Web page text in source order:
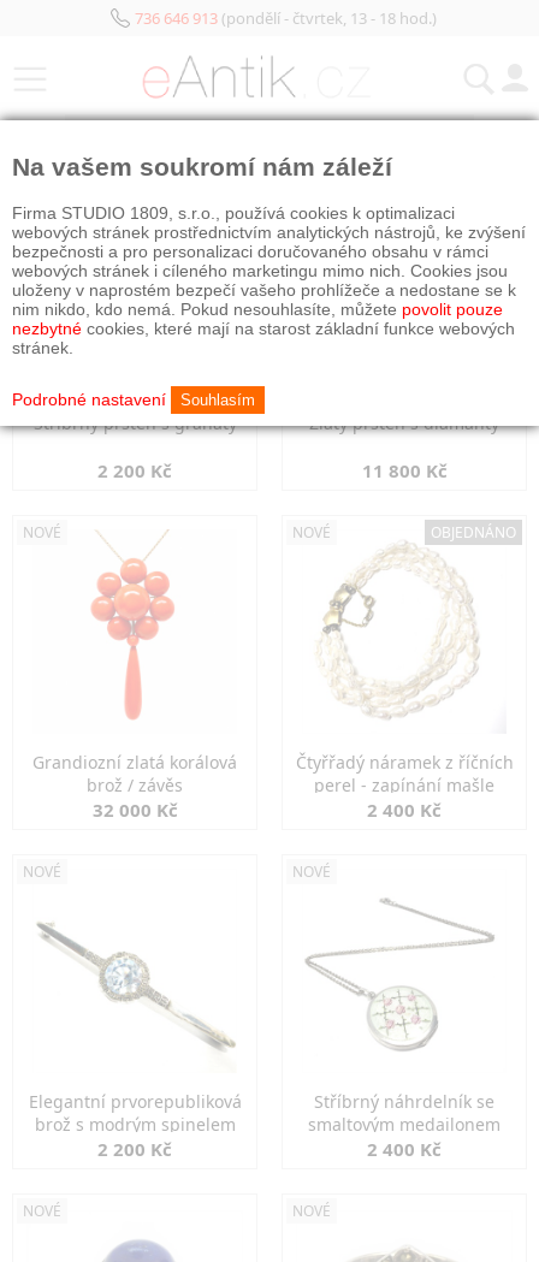
736 646 913(pondělí - čtvrtek, 13 - 18 hod.)
Stříbrný prsten s granáty
2 200 Kč
Zlatý prsten s diamanty
11 800 Kč
NOVÉ
Grandiozní zlatá korálová
brož / závěs
32 000 Kč
NOVÉ OBJEDNÁNO
Čtyřřadý náramek z říčních
perel - zapínání mašle
2 400 Kč
NOVÉ
Elegantní prvorepubliková
brož s modrým spinelem
2 200 Kč
NOVÉ
Stříbrný náhrdelník se
smaltovým medailonem
2 400 Kč
NOVÉ NOVÉ
Na vašem soukromí nám záleží
Firma STUDIO 1809, s.r.o., používá cookies k optimalizaci
webových stránek prostřednictvím analytických nástrojů, ke zvýšení
bezpečnosti a pro personalizaci doručovaného obsahu v rámci
webových stránek i cíleného marketingu mimo nich. Cookies jsou
uloženy v naprostém bezpečí vašeho prohlížeče a nedostane se k
nim nikdo, kdo nemá. Pokud nesouhlasíte, můžete povolit pouze
nezbytné cookies, které mají na starost základní funkce webových
stránek.
Podrobné nastavení Souhlasím